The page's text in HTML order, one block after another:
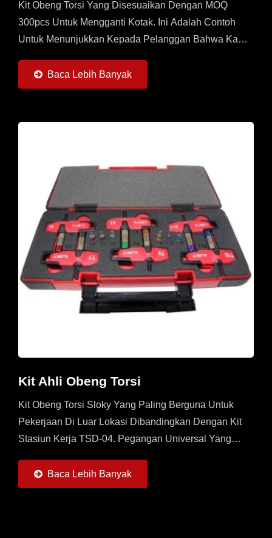
Kit Obeng Torsi Yang Disesuaikan Dengan MOQ
300pcs Untuk Mengganti Kotak. Ini Adalah Contoh
Untuk Menunjukkan Kepada Pelanggan Bahwa Kami
Yang Dirancang...
Baca Lebih Banyak
Kit Ahli Obeng Torsi
Kit Obeng Torsi Sloky Yang Paling Berguna Untuk
Pekerjaan Di Luar Lokasi Dibandingkan Dengan Kit
Stasiun Kerja TSD-04. Pegangan Universal Yang
Sloky (0,6...Baca Lebih Banyak